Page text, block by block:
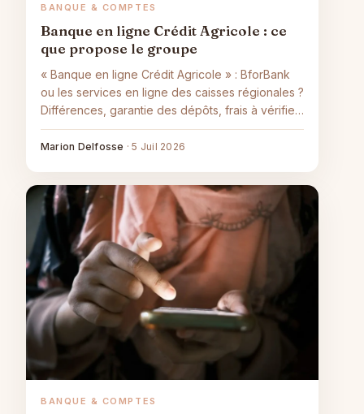
BANQUE & COMPTES
Banque en ligne Crédit Agricole : ce
que propose le groupe
« Banque en ligne Crédit Agricole » : BforBank
ou les services en ligne des caisses régionales ?
Différences, garantie des dépôts, frais à vérifier
et mobilité bancaire.
Marion Delfosse ·5 Juil 2026
BANQUE & COMPTES